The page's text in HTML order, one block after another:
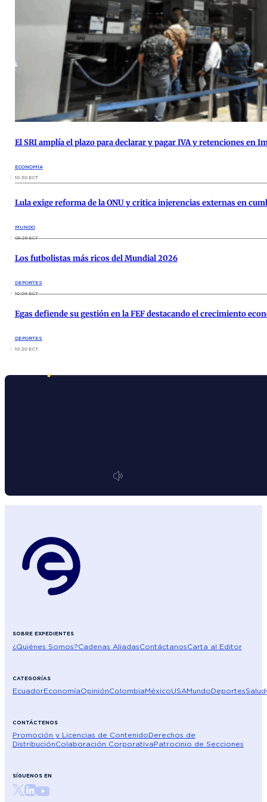
El SRI amplía el plazo para declarar y pagar IVA y retenciones en
ECONOMÍA
10:30 ECT
Lula exige reforma de la ONU y critica injerencias externas en
MUNDO
09:29 ECT
Los futbolistas más ricos del Mundial 2026
DEPORTES
10:04 ECT
Egas defiende su gestión en la FEF destacando el crecimiento
DEPORTES
10:20 ECT
SOBRE EXPEDIENTES
¿Quiénes Somos?Cadenas AliadasContáctanosCarta al Editor
CATEGORÍAS
EcuadorEconomíaOpiniónColombiaMéxicoUSAMundoDeportesSalud
CONTÁCTENOS
Promoción y Licencias de ContenidoDerechos de
DistribuciónColaboración CorporativaPatrocinio de Secciones
SÍGUENOS EN